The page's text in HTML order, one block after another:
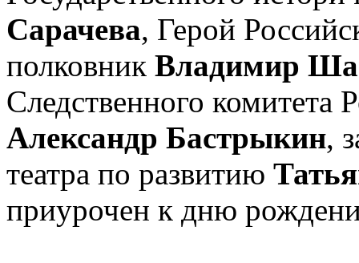
Сарачева, Герой
полковник Владимир
Следственного комитета
Александр Бастрыкин,
театра по развитию
приурочен к дню